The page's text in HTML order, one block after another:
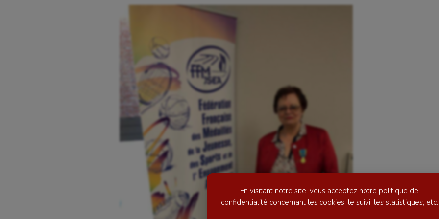
En visitant notre site, vous acceptez notre politique de
confidentialité concernant les cookies, le suivi, les statistiques, etc.
Danse
Equitation
Escalade
Escrime
Fitness
Flag football
Moto
Natation artistique